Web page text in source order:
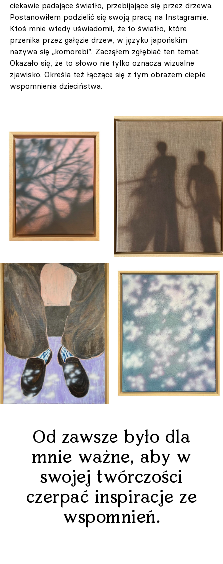
ciekawie padające światło, przebijające się przez drzewa.
Postanowiłem podzielić się swoją pracą na Instagramie.
Ktoś mnie wtedy uświadomił, że to światło, które
przenika przez gałęzie drzew, w języku japońskim
nazywa się „komorebi”. Zacząłem zgłębiać ten temat.
Okazało się, że to słowo nie tylko oznacza wizualne
zjawisko. Określa też łączące się z tym obrazem ciepłe
wspomnienia dzieciństwa.
Od zawsze było dla
mnie ważne, aby w
swojej twórczości
czerpać inspiracje ze
wspomnień.